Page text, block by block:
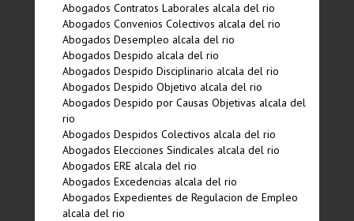
Abogados Contratos Laborales alcala del rio
Abogados Convenios Colectivos alcala del rio
Abogados Desempleo alcala del rio
Abogados Despido alcala del rio
Abogados Despido Disciplinario alcala del rio
Abogados Despido Objetivo alcala del rio
Abogados Despido por Causas Objetivas alcala del
rio
Abogados Despidos Colectivos alcala del rio
Abogados Elecciones Sindicales alcala del rio
Abogados ERE alcala del rio
Abogados Excedencias alcala del rio
Abogados Expedientes de Regulacion de Empleo
alcala del rio